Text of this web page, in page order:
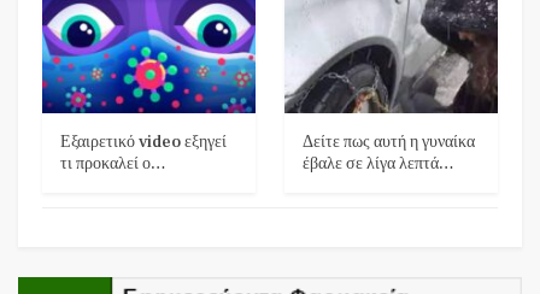
Εξαιρετικό video εξηγεί
τι προκαλεί ο…
Δείτε πως αυτή η γυναίκα
έβαλε σε λίγα λεπτά…